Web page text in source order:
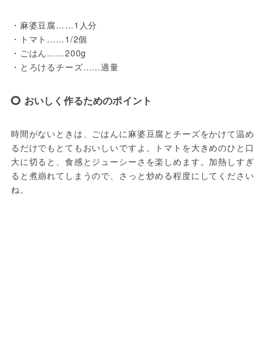
・麻婆豆腐……1人分
・トマト……1/2個
・ごはん……200g
・とろけるチーズ……適量
おいしく作るためのポイント
時間がないときは、ごはんに麻婆豆腐とチーズをかけて温め
るだけでもとてもおいしいですよ。トマトを大きめのひと口
大に切ると、食感とジューシーさを楽しめます。加熱しすぎ
ると煮崩れてしまうので、さっと炒める程度にしてください
ね。